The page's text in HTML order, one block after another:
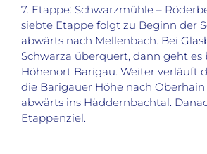
7. Etappe: Schwarzmühle –
siebte Etappe folgt zu Beginn der
abwärts nach Mellenbach. Bei
Schwarza überquert, dann geht es
Höhenort Barigau. Weiter verläuft
die Barigauer Höhe nach
abwärts ins Häddernbachtal.
Etappenziel.